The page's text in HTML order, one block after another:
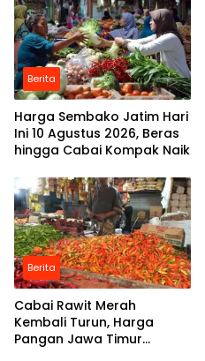
Berita
Harga Sembako Jatim Hari
Ini 10 Agustus 2026, Beras
hingga Cabai Kompak Naik
Berita
Cabai Rawit Merah
Kembali Turun, Harga
Pangan Jawa Timur